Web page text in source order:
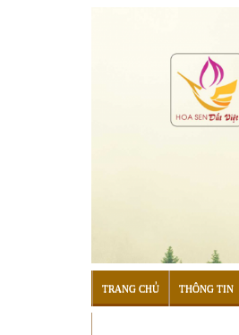
TRANG CHỦ THÔNG TIN